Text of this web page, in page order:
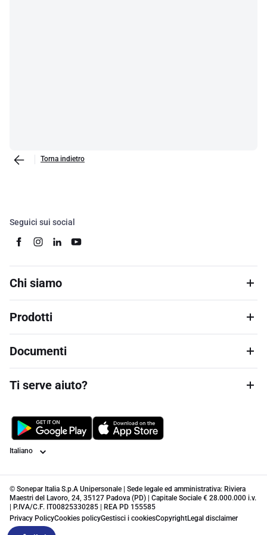
Torna indietro
Seguici sui social
Chi siamo
Prodotti
Documenti
Ti serve aiuto?
Lingua
© Sonepar Italia S.p.A Unipersonale | Sede legale ed amministrativa: Riviera
Maestri del Lavoro, 24, 35127 Padova (PD) | Capitale Sociale € 28.000.000 i.v.
| P.IVA/C.F. IT00825330285 | REA PD 155585
Privacy PolicyCookies policyGestisci i cookiesCopyrightLegal disclaimer